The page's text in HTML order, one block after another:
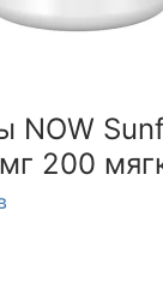
NOW
200